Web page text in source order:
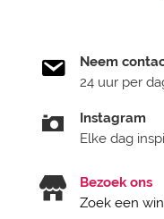
Neem
24 uur per
Instagram
Elke dag
Bezoek ons
Zoek een